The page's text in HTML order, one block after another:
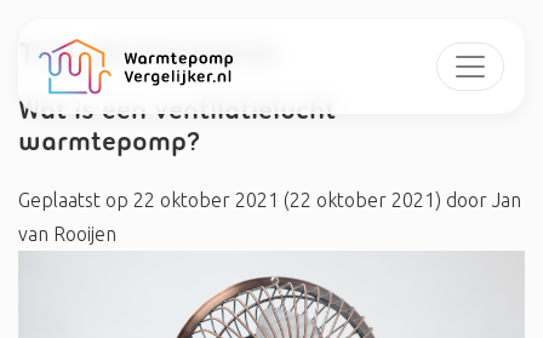
Tag:#ventilatie
Wat is een ventilatielucht
warmtepomp?
Geplaatst op 22 oktober 2021 (22 oktober 2021) door Jan
van Rooijen